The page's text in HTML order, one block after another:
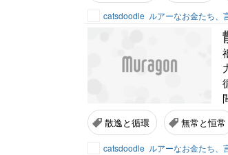
catsdoodle ルアーなお金たち、
散逸と循環 無常と恒常
catsdoodle ルアーなお金たち、